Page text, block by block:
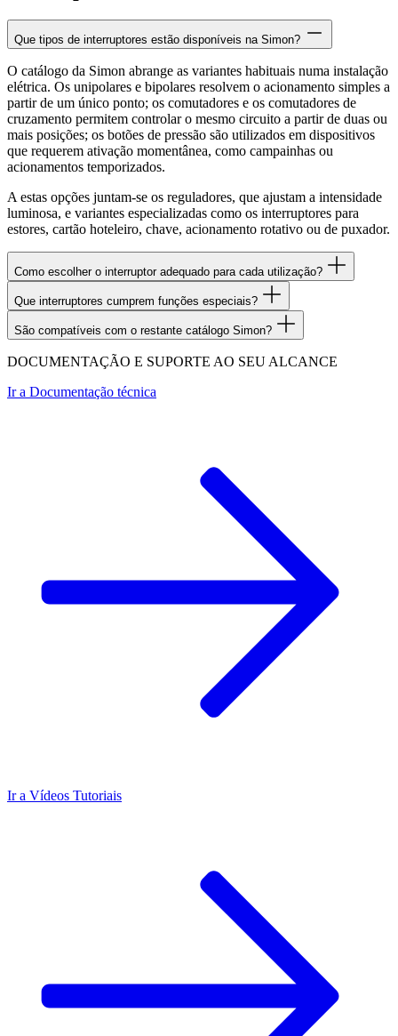
Que tipos de interruptores estão disponíveis na Simon?
O catálogo da Simon abrange as variantes habituais numa instalação
elétrica. Os unipolares e bipolares resolvem o acionamento simples a
partir de um único ponto; os comutadores e os comutadores de
cruzamento permitem controlar o mesmo circuito a partir de duas ou
mais posições; os botões de pressão são utilizados em dispositivos
que requerem ativação momentânea, como campainhas ou
acionamentos temporizados.
A estas opções juntam-se os reguladores, que ajustam a intensidade
luminosa, e variantes especializadas como os interruptores para
estores, cartão hoteleiro, chave, acionamento rotativo ou de puxador.
Como escolher o interruptor adequado para cada utilização?
Que interruptores cumprem funções especiais?
São compatíveis com o restante catálogo Simon?
DOCUMENTAÇÃO E SUPORTE AO SEU ALCANCE
Ir a Documentação técnica
Ir a Vídeos Tutoriais